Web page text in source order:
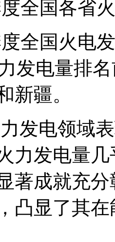
全国各省
全国火电
发电量排
新疆。
发电领域
力发电量
著成就充
凸显了其